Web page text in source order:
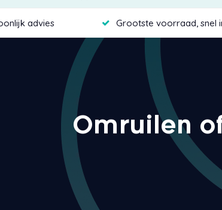
advies Grootste voorraad, snel
Omruilen